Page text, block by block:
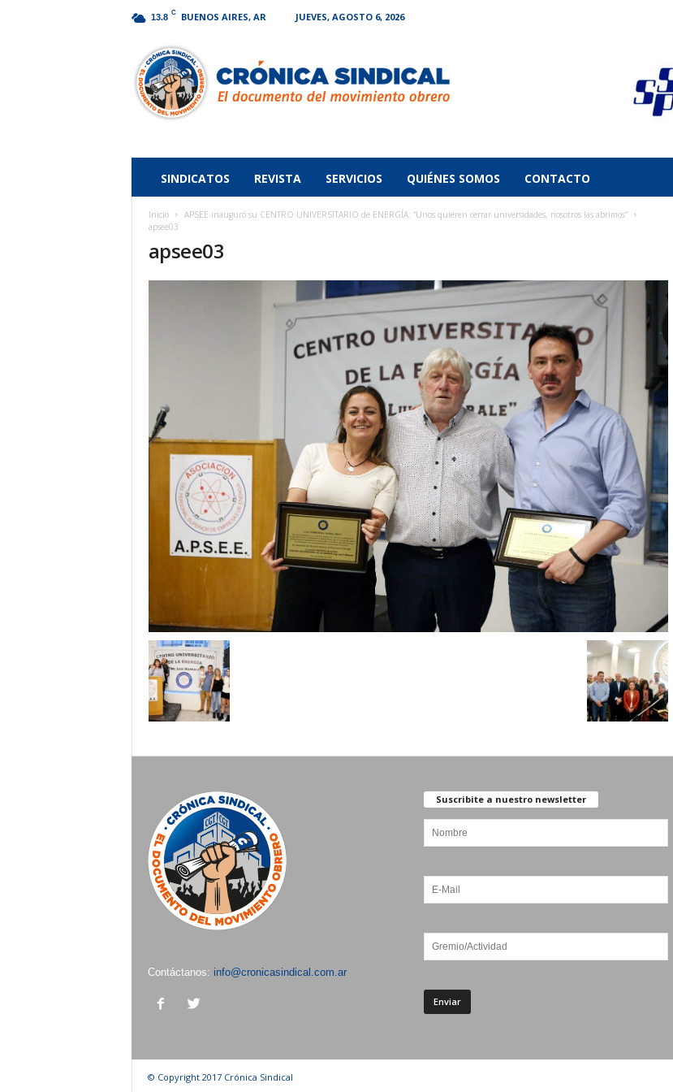
13.8 C BUENOS AIRES, AR JUEVES, AGOSTO 6, 2026
Sindical
SINDICATOS REVISTA SERVICIOS QUIÉNES SOMOS CONTACTO
Inicio
APSEE inauguró su CENTRO UNIVERSITARIO de ENERGÍA: “Unos quieren cerrar universidades, nosotros las abrimos”
apsee03
apsee03
Contáctanos: info@cronicasindical.com.ar
Suscribite a nuestro newsletter
© Copyright 2017 Crónica Sindical